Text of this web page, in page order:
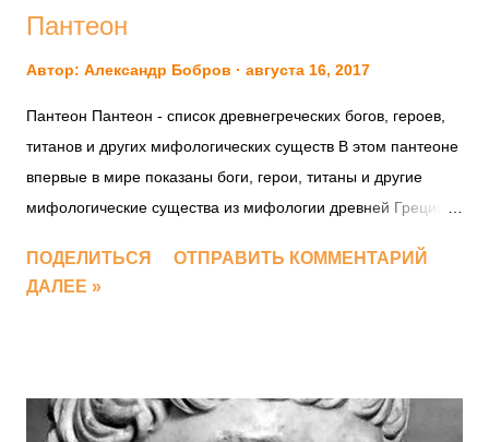
Пантеон
Автор: Александр Бобров августа 16, 2017
Пантеон Пантеон - список древнегреческих богов, героев,
титанов и других мифологических существ В этом пантеоне
впервые в мире показаны боги, герои, титаны и другие
мифологические существа из мифологии древней Греции в
с меньшей цифрой (номером) колена, а дети на один
номер больше. Обозначения используемые в Пантеоне: №
поколение, с ** - неизвестны оба родителя, с (+) есть другие
ПОДЕЛИТЬСЯ
ОТПРАВИТЬ КОММЕНТАРИЙ
ДАЛЕЕ »